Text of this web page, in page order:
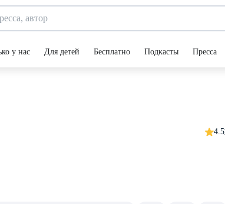
у нас Для детей Бесплатно Подкасты Пресса
4.5